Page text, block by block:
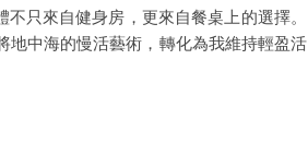
只來自健身房，更來自餐桌上的選擇。
地中海的慢活藝術，轉化為我維持輕盈活